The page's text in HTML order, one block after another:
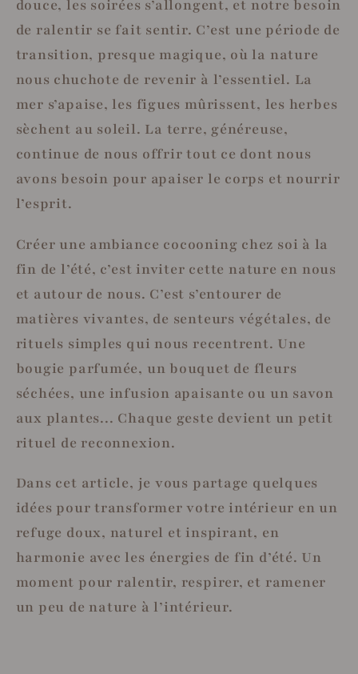
douce, les soirées s’allongent, et notre besoin
de ralentir se fait sentir. C’est une période de
transition, presque magique, où la nature
nous chuchote de revenir à l’essentiel. La
mer s’apaise, les figues mûrissent, les herbes
sèchent au soleil. La terre, généreuse,
continue de nous offrir tout ce dont nous
avons besoin pour apaiser le corps et nourrir
l’esprit.
Créer une ambiance cocooning chez soi à la
fin de l’été, c’est inviter cette nature en nous
et autour de nous. C’est s’entourer de
matières vivantes, de senteurs végétales, de
rituels simples qui nous recentrent. Une
bougie parfumée, un bouquet de fleurs
séchées, une infusion apaisante ou un savon
aux plantes... Chaque geste devient un petit
rituel de reconnexion.
Dans cet article, je vous partage quelques
idées pour transformer votre intérieur en un
refuge doux, naturel et inspirant, en
harmonie avec les énergies de fin d’été. Un
moment pour ralentir, respirer, et ramener
un peu de nature à l’intérieur.